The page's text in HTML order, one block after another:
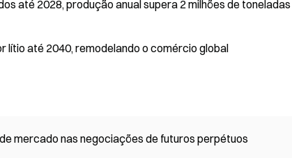
até 2028, produção anual supera 2 milhões de toneladas
lítio até 2040, remodelando o comércio global
mercado nas negociações de futuros perpétuos